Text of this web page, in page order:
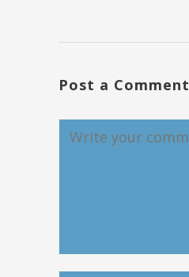
Post a Comment